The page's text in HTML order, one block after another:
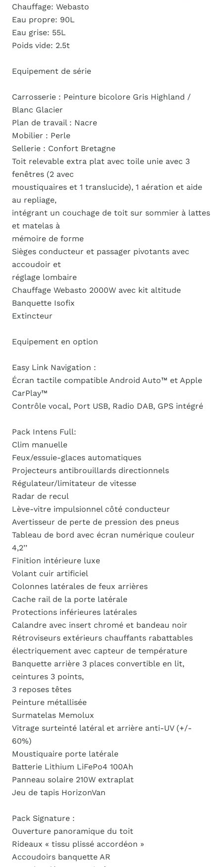
Chauffage: Webasto
Eau propre: 90L
Eau grise: 55L
Poids vide: 2.5t
Equipement de série
Carrosserie : Peinture bicolore Gris Highland /
Blanc Glacier
Plan de travail : Nacre
Mobilier : Perle
Sellerie : Confort Bretagne
Toit relevable extra plat avec toile unie avec 3
fenêtres (2 avec
moustiquaires et 1 translucide), 1 aération et aide
au repliage,
intégrant un couchage de toit sur sommier à lattes
et matelas à
mémoire de forme
Sièges conducteur et passager pivotants avec
accoudoir et
réglage lombaire
Chauffage Webasto 2000W avec kit altitude
Banquette Isofix
Extincteur
Equipement en option
Easy Link Navigation :
Écran tactile compatible Android Auto™ et Apple
CarPlay™
Contrôle vocal, Port USB, Radio DAB, GPS intégré
Pack Intens Full:
Clim manuelle
Feux/essuie-glaces automatiques
Projecteurs antibrouillards directionnels
Régulateur/limitateur de vitesse
Radar de recul
Lève-vitre impulsionnel côté conducteur
Avertisseur de perte de pression des pneus
Tableau de bord avec écran numérique couleur
4,2’ʼ
Finition intérieure luxe
Volant cuir artificiel
Colonnes latérales de feux arrières
Cache rail de la porte latérale
Protections inférieures latérales
Calandre avec insert chromé et bandeau noir
Rétroviseurs extérieurs chauffants rabattables
électriquement avec capteur de température
Banquette arrière 3 places convertible en lit,
ceintures 3 points,
3 reposes têtes
Peinture métallisée
Surmatelas Memolux
Vitrage surteinté latéral et arrière anti-UV (+/-
60%)
Moustiquaire porte latérale
Batterie Lithium LiFePo4 100Ah
Panneau solaire 210W extraplat
Jeu de tapis HorizonVan
Pack Signature :
Ouverture panoramique du toit
Rideaux « tissu plissé accordéon »
Accoudoirs banquette AR